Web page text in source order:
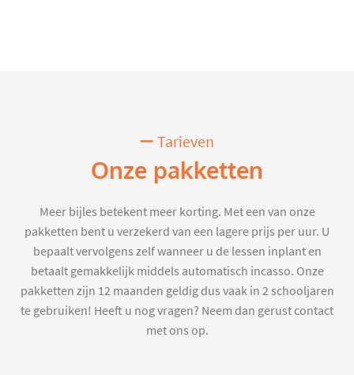
Tarieven
Onze pakketten
Meer bijles betekent meer korting. Met een van onze
pakketten bent u verzekerd van een lagere prijs per uur. U
bepaalt vervolgens zelf wanneer u de lessen inplant en
betaalt gemakkelijk middels automatisch incasso. Onze
pakketten zijn 12 maanden geldig dus vaak in 2 schooljaren
te gebruiken! Heeft u nog vragen? Neem dan gerust contact
met ons op.